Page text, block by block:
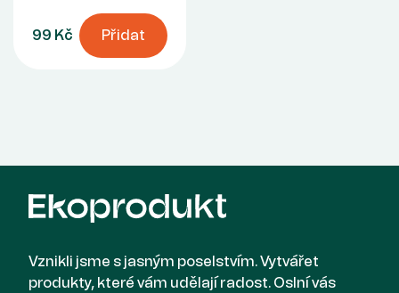
99 Kč Přidat
Vznikli jsme s jasným poselstvím. Vytvářet
produkty, které vám udělají radost. Oslní vás